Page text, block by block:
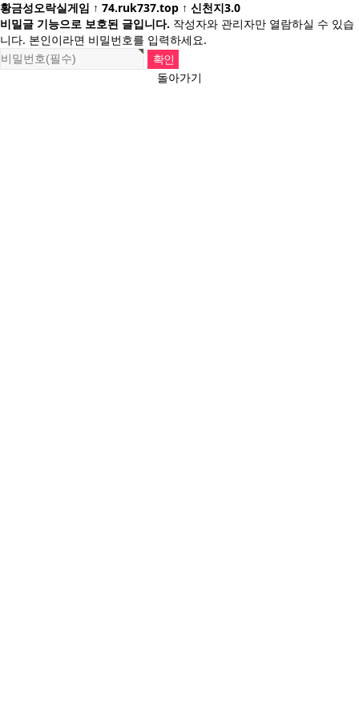
황금성오락실게임 ↑ 74.ruk737.top ↑ 신천지3.0
비밀글 기능으로 보호된 글입니다. 작성자와 관리자만 열람하실 수 있습
니다. 본인이라면 비밀번호를 입력하세요.
돌아가기